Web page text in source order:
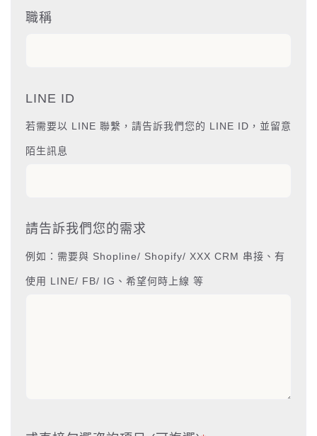
職稱
LINE ID
若需要以 LINE 聯繫，請告訴我們您的 LINE ID，並留意
陌生訊息
請告訴我們您的需求
例如：需要與 Shopline/ Shopify/ XXX CRM 串接、有
使用 LINE/ FB/ IG、希望何時上線 等